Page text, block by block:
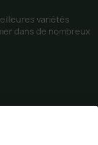
variétés
dans de nombreux